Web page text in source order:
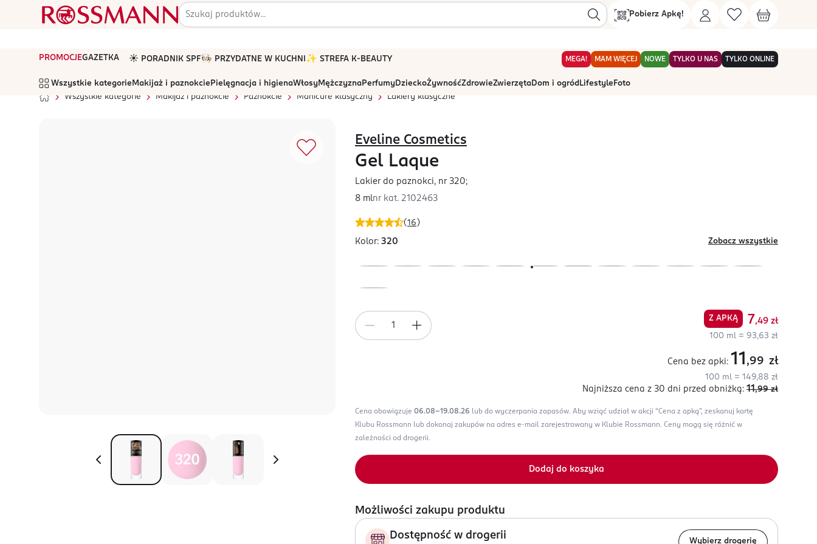
Pobierz Apkę!
PROMOCJEGAZETKA ☀️ PORADNIK SPF🧑🏻‍🍳 PRZYDATNE W KUCHNI ✨ STREFA K-BEAUTY MEGA! MAM WIĘCEJ NOWE TYLKO U NAS TYLKO ONLINE
Wszystkie kategorie Makijaż i paznokcie Pielęgnacja i higienaWłosyMężczyznaPerfumyDzieckoŻywnośćZdrowieZwierzętaDom i ogród Lifestyle Foto
Wszystkie kategorie
Makijaż i paznokcie Paznokcie Manicure klasyczny Lakiery klasyczne
(16 )
Eveline Cosmetics
Gel Laque
Lakier do paznokci, nr 320;
8 mlnr kat. 2102463
Kolor: 320 Zobacz wszystkie
Z APKĄ 7,49 zł
100 ml = 93,63 zł
Cena bez apki: 11 ,99 zł
100 ml = 149,88 zł
Najniższa cena z 30 dni przed obniżką: 11,99 zł
Cena obowiązuje 06.08-19.08.26 lub do wyczerpania zapasów. Aby wziąć udział w akcji “Cena z apką”, zeskanuj kartę
Klubu Rossmann lub dokonaj zakupów na adres e-mail zarejestrowany w Klubie Rossmann. Ceny mogą się różnić w
zależności od drogerii.
Dodaj do koszyka
Możliwości zakupu produktu
Dostępność w drogerii
Wybierz drogerię